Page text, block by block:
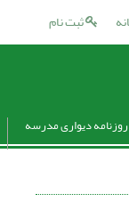
ثبت نام
دیواری مدرسه